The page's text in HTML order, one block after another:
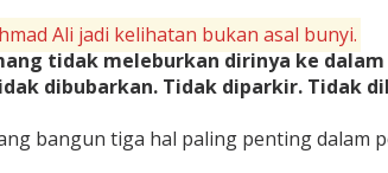
Ali jadi kelihatan bukan asal bunyi.
tidak meleburkan dirinya ke dalam
dibubarkan. Tidak diparkir. Tidak
bangun tiga hal paling penting dalam